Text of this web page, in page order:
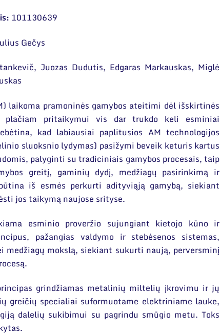
101130639
Gečys
Juozas Dudutis, Edgaras Markauskas, Miglė
laikoma pramoninės gamybos ateitimi dėl išskirtinės
plačiam pritaikymui vis dar trukdo keli esminiai
kad labiausiai paplitusios AM technologijos
sluoksnio lydymas) pasižymi beveik keturis kartus
palyginti su tradiciniais gamybos procesais, taip
greitį, gaminių dydį, medžiagų pasirinkimą ir
iš esmės perkurti adityviąją gamybą, siekiant
jos taikymą naujose srityse.
esminio proveržio sujungiant kietojo kūno ir
pažangias valdymo ir stebėsenos sistemas,
medžiagų mokslą, siekiant sukurti naują, perversminį
grindžiamas metalinių miltelių įkrovimu ir jų
greičių specialiai suformuotame elektriniame lauke,
dalelių sukibimui su pagrindu smūgio metu. Toks